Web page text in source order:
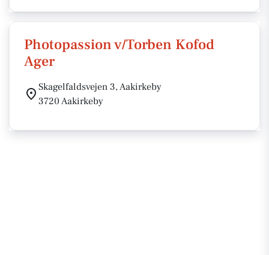
Photopassion v/Torben Kofod
Ager
Skagelfaldsvejen 3, Aakirkeby
3720 Aakirkeby